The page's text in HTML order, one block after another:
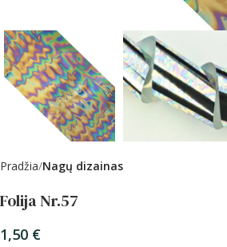
Pradžia Nagų dizainas
Folija Nr.57
1,50 €